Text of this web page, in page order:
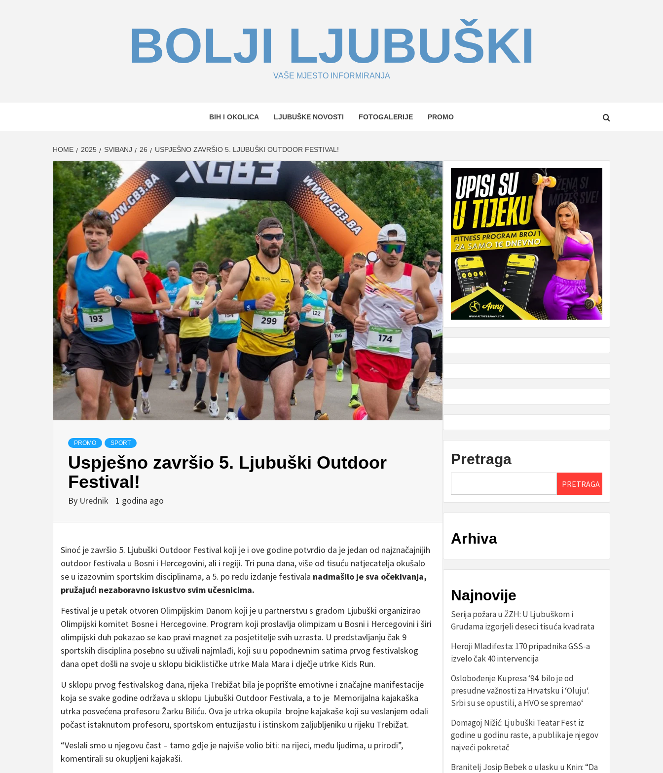
BOLJI LJUBUŠKI
VAŠE MJESTO INFORMIRANJA
BIH I OKOLICA LJUBUŠKE NOVOSTI FOTOGALERIJE PROMO
HOME 2025 SVIBANJ 26 USPJEŠNO ZAVRŠIO 5. LJUBUŠKI OUTDOOR FESTIVAL!
PROMO SPORT
Uspješno završio 5. Ljubuški Outdoor
Festival!
By Urednik 1 godina ago
Sinoć je završio 5. Ljubuški Outdoor Festival koji je i ove godine potvrdio da je jedan od najznačajnijih
outdoor festivala u Bosni i Hercegovini, ali i regiji. Tri puna dana, više od tisuću natjecatelja okušalo
se u izazovnim sportskim disciplinama, a 5. po redu izdanje festivala nadmašilo je sva očekivanja,
pružajući nezaboravno iskustvo svim učesnicima.
Festival je u petak otvoren Olimpijskim Danom koji je u partnerstvu s gradom Ljubuški organizirao
Olimpijski komitet Bosne i Hercegovine. Program koji proslavlja olimpizam u Bosni i Hercegovini i širi
olimpijski duh pokazao se kao pravi magnet za posjetitelje svih uzrasta. U predstavljanju čak 9
sportskih disciplina posebno su uživali najmlađi, koji su u popodnevnim satima prvog festivalskog
dana opet došli na svoje u sklopu biciklističke utrke Mala Mara i dječje utrke Kids Run.
U sklopu prvog festivalskog dana, rijeka Trebižat bila je poprište emotivne i značajne manifestacije
koja se svake godine održava u sklopu Ljubuški Outdoor Festivala, a to je Memorijalna kajakaška
utrka posvećena profesoru Žarku Biliću. Ova je utrka okupila brojne kajakaše koji su veslanjem odali
počast istaknutom profesoru, sportskom entuzijastu i istinskom zaljubljeniku u rijeku Trebižat.
“Veslali smo u njegovu čast – tamo gdje je najviše volio biti: na rijeci, među ljudima, u prirodi”,
komentirali su okupljeni kajakaši.
Pretraga
PRETRAGA
Arhiva
Najnovije
Serija požara u ŽZH: U Ljubuškom i
Grudama izgorjeli deseci tisuća kvadrata
Heroji Mladifesta: 170 pripadnika GSS-a
izvelo čak 40 intervencija
Oslobođenje Kupresa ‘94. bilo je od
presudne važnosti za Hrvatsku i ‘Oluju‘.
Srbi su se opustili, a HVO se spremao‘
Domagoj Nižić: Ljubuški Teatar Fest iz
godine u godinu raste, a publika je njegov
najveći pokretač
Branitelj Josip Bebek o ulasku u Knin: “Da